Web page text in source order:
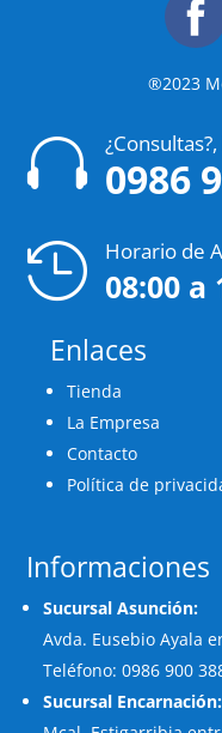
®2023
 0986
 Horario de
08:00 a
Enlaces
Tienda
La Empresa
Contacto
Política de
Informaciones
Sucursal Asunción:
Avda. Eusebio Ayala
Teléfono: 0986 900
Sucursal Encarnación: